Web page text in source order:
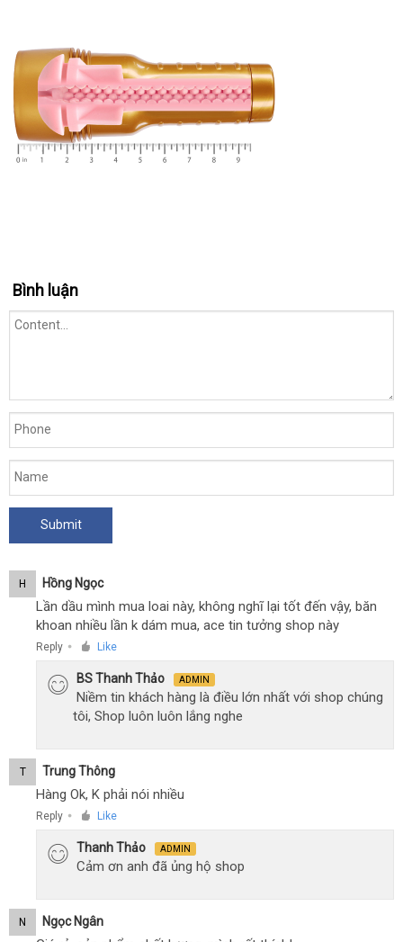
Bình luận
H Hồng Ngọc
Lần dầu mình mua loai này, không nghĩ lại tốt đến vậy, băn
khoan nhiều lần k dám mua, ace tin tưởng shop này
Reply ● Like
BS Thanh Thảo ADMIN
Niềm tin khách hàng là điều lớn nhất với shop chúng
tôi, Shop luôn luôn lắng nghe
T Trung Thông
Hàng Ok, K phải nói nhiều
Reply ● Like
Thanh Thảo ADMIN
Cảm ơn anh đã ủng hộ shop
N Ngọc Ngân